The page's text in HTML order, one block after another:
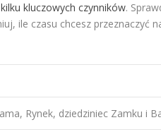
kluczowych czynników.
ile czasu chcesz przeznaczyć
Rynek, dziedziniec Zamku i